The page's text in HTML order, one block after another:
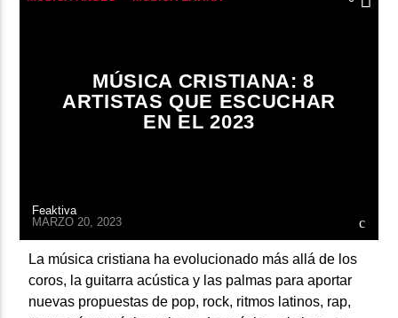
MÚSICA CRISTIANA: 8
ARTISTAS QUE ESCUCHAR
EN EL 2023
Feaktiva
MARZO 20, 2023
La música cristiana ha evolucionado más allá de los
coros, la guitarra acústica y las palmas para aportar
nuevas propuestas de pop, rock, ritmos latinos, rap,